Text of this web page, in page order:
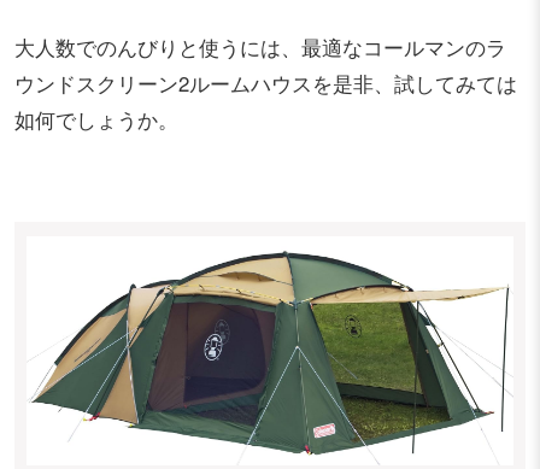
大人数でのんびりと使うには、最適なコールマンのラ
ウンドスクリーン2ルームハウスを是非、試してみては
如何でしょうか。